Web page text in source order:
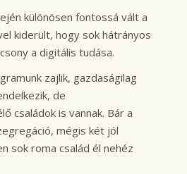
különösen fontossá vált a
kiderült, hogy sok hátrányos
a digitális tudása.
zajlik, gazdaságilag
de
családok is vannak. Bár a
mégis két jól
sok roma család él nehéz